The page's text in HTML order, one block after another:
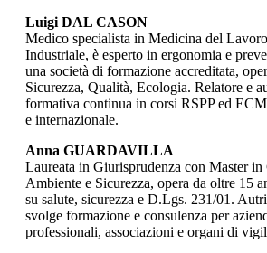
Luigi DAL CASON
Medico specialista in Medicina del
Industriale, è esperto in ergonomia e
una società di formazione accreditata,
Sicurezza, Qualità, Ecologia. Relatore e
formativa continua in corsi RSPP ed
e internazionale.
Anna GUARDAVILLA
Laureata in Giurisprudenza con Master in
Ambiente e Sicurezza, opera da oltre 15
su salute, sicurezza e D.Lgs. 231/01.
svolge formazione e consulenza per
professionali, associazioni e organi di